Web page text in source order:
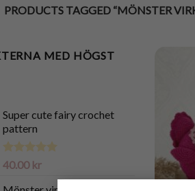
PRODUCTS TAGGED “MÖNSTER
MED HÖGST
Super cute fairy crochet
pattern
Rated5.00
40.00 kr